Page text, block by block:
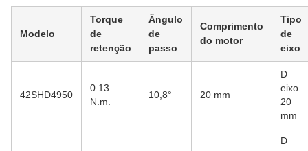
Modelo
Torque
de
retenção
Ângulo
de
passo
Comprimento
do motor
Tipo
de
eixo
42SHD4950
0.13
N.m.
10,8° 20 mm
D
eixo
20
mm
D